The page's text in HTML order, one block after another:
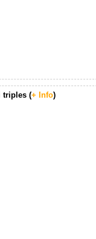
triples (+ Info)